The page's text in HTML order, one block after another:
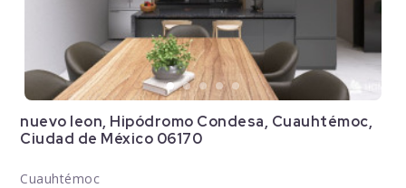
nuevo leon, Hipódromo Condesa, Cuauhtémoc,
Ciudad de México 06170
Cuauhtémoc